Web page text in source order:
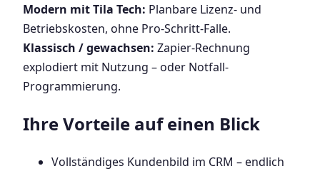
Modern mit Tila Tech: Planbare Lizenz- und
Betriebskosten, ohne Pro-Schritt-Falle.
Klassisch / gewachsen: Zapier-Rechnung
explodiert mit Nutzung – oder Notfall-
Programmierung.
Ihre Vorteile auf einen Blick
Vollständiges Kundenbild im CRM – endlich